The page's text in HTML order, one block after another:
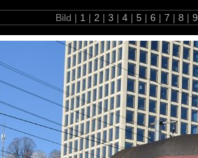
Bild | 1 | 2 | 3 | 4 | 5 | 6 | 7 | 8 |